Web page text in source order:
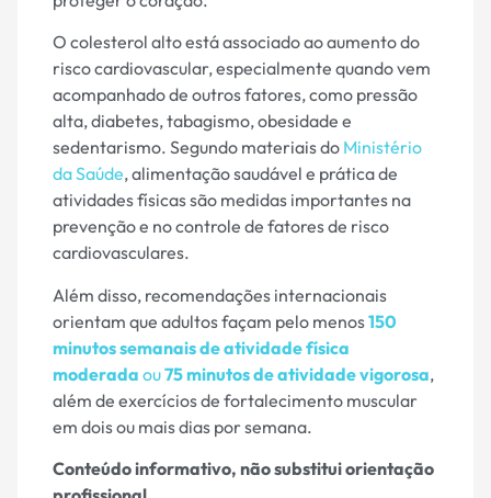
O colesterol alto está associado ao aumento do
risco cardiovascular, especialmente quando vem
acompanhado de outros fatores, como pressão
alta, diabetes, tabagismo, obesidade e
sedentarismo. Segundo materiais do Ministério
da Saúde, alimentação saudável e prática de
atividades físicas são medidas importantes na
prevenção e no controle de fatores de risco
cardiovasculares.
Além disso, recomendações internacionais
orientam que adultos façam pelo menos150
minutos semanais de atividade física
moderada ou75 minutos de atividade vigorosa,
além de exercícios de fortalecimento muscular
em dois ou mais dias por semana.
Conteúdo informativo, não substitui orientação